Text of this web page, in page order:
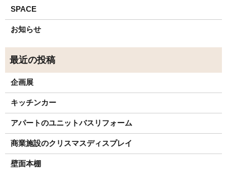
SPACE
お知らせ
企画展
キッチンカー
アパートのユニットバスリフォーム
商業施設のクリスマスディスプレイ
壁面本棚